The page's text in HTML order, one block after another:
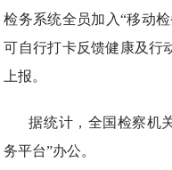
检务系统全员加入“移动
可自行打卡反馈健康及行
上报。
据统计，全国检察机
务平台”办公。